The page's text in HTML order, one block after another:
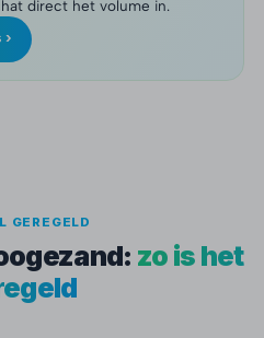
direct het volume in.
GEREGELD
zo is het